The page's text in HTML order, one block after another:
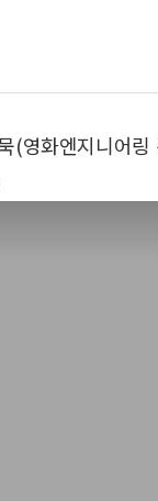
영화엔지니어링